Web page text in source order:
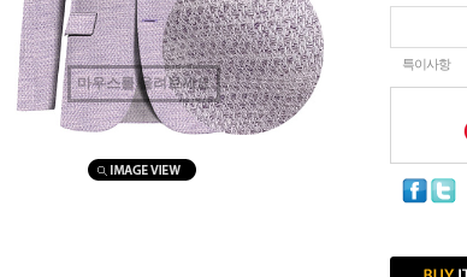
마우스를 올려보세요
특이사항